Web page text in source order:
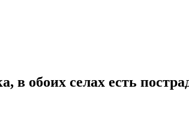
в обоих селах есть